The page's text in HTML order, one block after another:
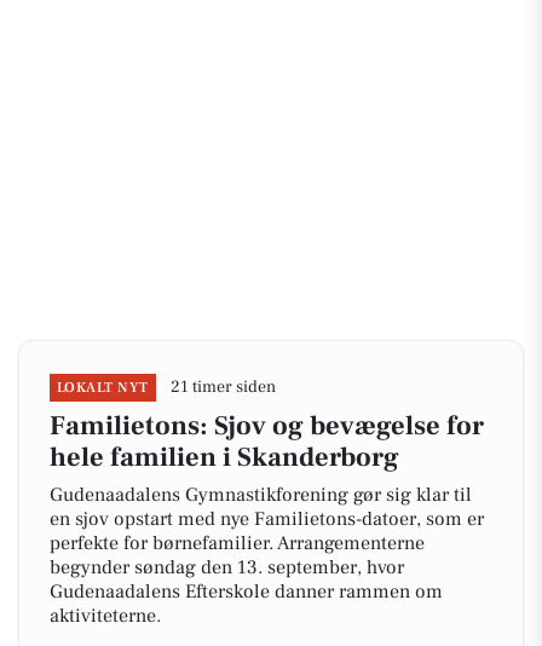
LOKALT NYT 21 timer siden
Familietons: Sjov og bevægelse for
hele familien i Skanderborg
Gudenaadalens Gymnastikforening gør sig klar til
en sjov opstart med nye Familietons-datoer, som er
perfekte for børnefamilier. Arrangementerne
begynder søndag den 13. september, hvor
Gudenaadalens Efterskole danner rammen om
aktiviteterne.